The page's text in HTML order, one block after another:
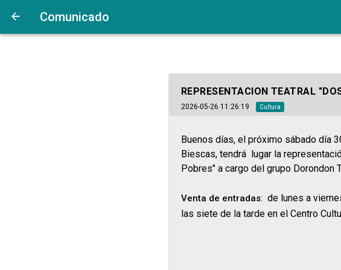
Comunicado
REPRESENTACION TEATRAL
2026-05-26 11:26:19 Cultura
Buenos días, el próximo sábado día
Biescas, tendrá lugar la
Pobres" a cargo del grupo Dorondon
Venta de entradas: de lunes a
las siete de la tarde en el Centro